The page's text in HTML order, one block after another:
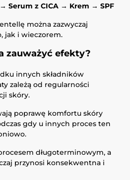
Serum z CICA → Krem → SPF
można zazwyczaj
jak i wieczorem.
zauważyć efekty?
innych składników
zależą od regularności
skóry.
poprawę komfortu skóry
gdy u innych proces ten
długoterminowym, a
przynosi konsekwentna i